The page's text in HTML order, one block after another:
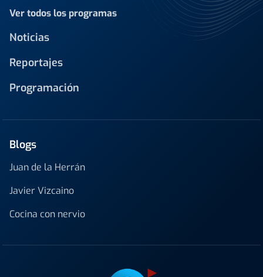
Ver todos los programas
Noticias
Reportajes
Programación
Blogs
Juan de la Herrán
Javier Vizcaino
Cocina con nervio